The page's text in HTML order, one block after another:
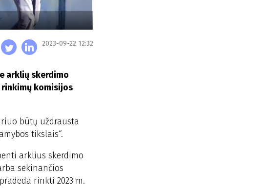
2023-09-22 12:32
arklių skerdimo
rinkimų komisijos
būtų uždrausta
tikslais“.
arklius skerdimo
sekinančios
rinkti 2023 m.